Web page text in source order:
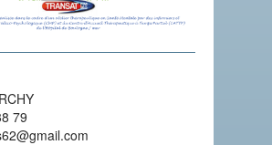
79